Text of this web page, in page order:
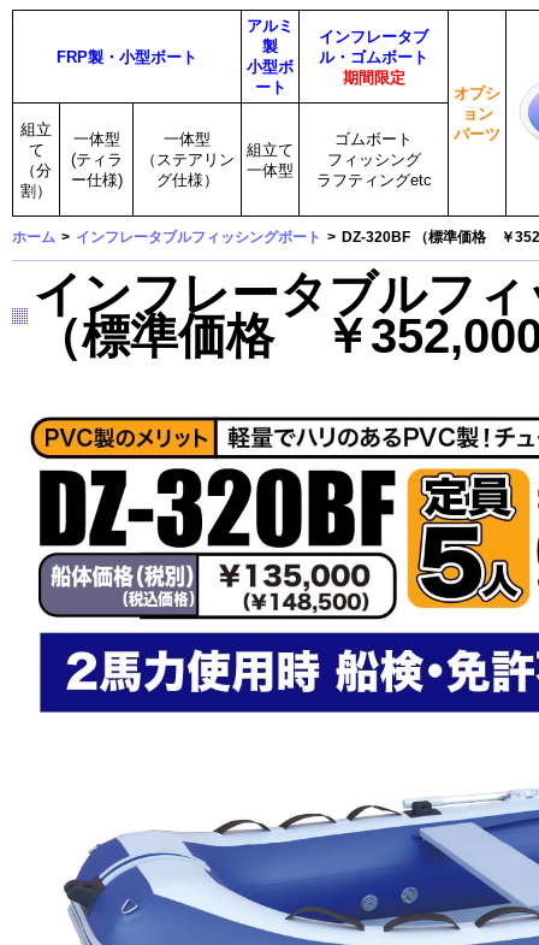
FRP製・小型ボート
アルミ
製
小型ボ
ート
インフレータブ
ル・ゴムボート
期間限定
オプシ
ョン
パーツ
組立
て
（分
割）
一体型
(ティラ
ー仕様)
一体型
（ステアリン
グ仕様）
組立て
一体型
ゴムボート
フィッシング
ラフティングetc
ホーム > インフレータブルフィッシングボート > DZ-320BF （標準価格 ￥
インフレータブルフ
（標準価格 ￥